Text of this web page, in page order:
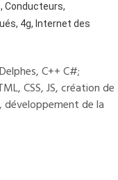
Conducteurs,
4g, Internet des
C++ C#;
CSS, JS, création de
de la